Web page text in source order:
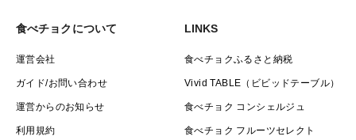
食べチョクについて
運営会社
ガイド/お問い合わせ
運営からのお知らせ
利用規約
LINKS
食べチョクふるさと納税
Vivid TABLE（ビビッドテーブル）
食べチョク コンシェルジュ
食べチョク フルーツセレクト